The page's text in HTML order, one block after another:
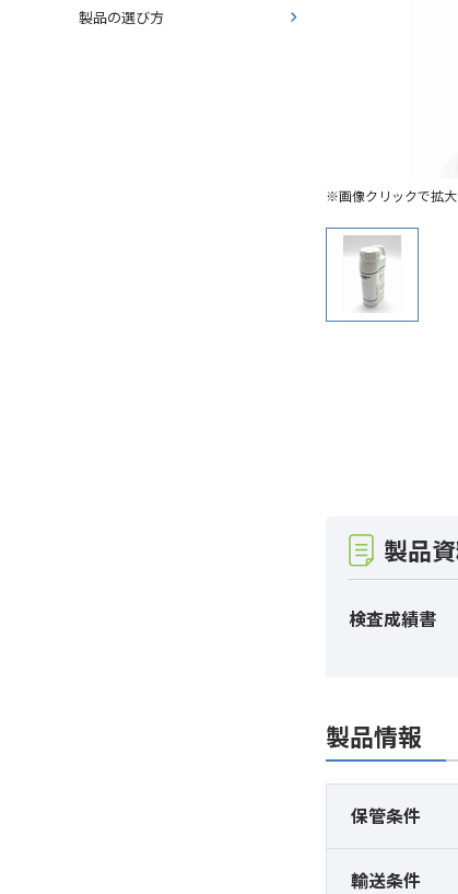
製品の選び方
※画像クリックで拡
製品
検査成績書
製品情報
保管条件
輸送条件